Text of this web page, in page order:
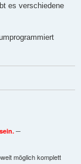
es verschiedene
─
möglich komplett